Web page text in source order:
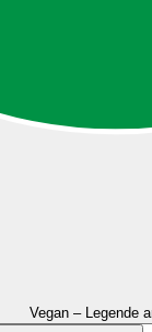
Vegan – Legende